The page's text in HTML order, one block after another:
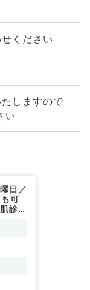
ください
しますので
い
日／
可
診断